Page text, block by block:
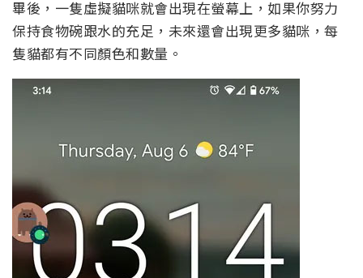
畢後，一隻虛擬貓咪就會出現在螢幕上，如果你努力
保持食物碗跟水的充足，未來還會出現更多貓咪，每
隻貓都有不同顏色和數量。